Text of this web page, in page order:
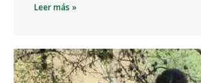
Leer más »